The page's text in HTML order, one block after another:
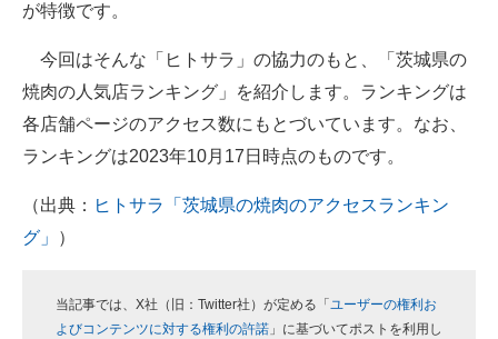
好きが集まる 比べて選べる
ビジネスと働き方のヒント
企業ITのトレンドを詳説
経営リーダーのコミュニティ
ITエンジニア向け専門サイト
が特徴です。
今回はそんな「ヒトサラ」の協力のもと、「茨城県の
焼肉の人気店ランキング」を紹介します。ランキングは
各店舗ページのアクセス数にもとづいています。なお、
ランキングは2023年10月17日時点のものです。
（出典： ヒトサラ「茨城県の焼肉のアクセスランキン
グ」
）
当記事では、X社（旧：Twitter社）が定める「 ユーザーの権利お
よびコンテンツに対する権利の許諾 」に基づいてポストを利用し